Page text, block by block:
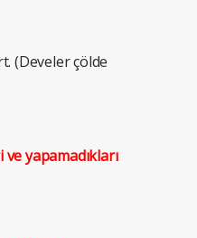
(Develer çölde
yapamadıkları